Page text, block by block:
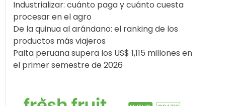
Industrializar: cuánto paga y cuánto cuesta
procesar en el agro
De la quinua al arándano: el ranking de los
productos más viajeros
Palta peruana supera los US$ 1,115 millones en
el primer semestre de 2026